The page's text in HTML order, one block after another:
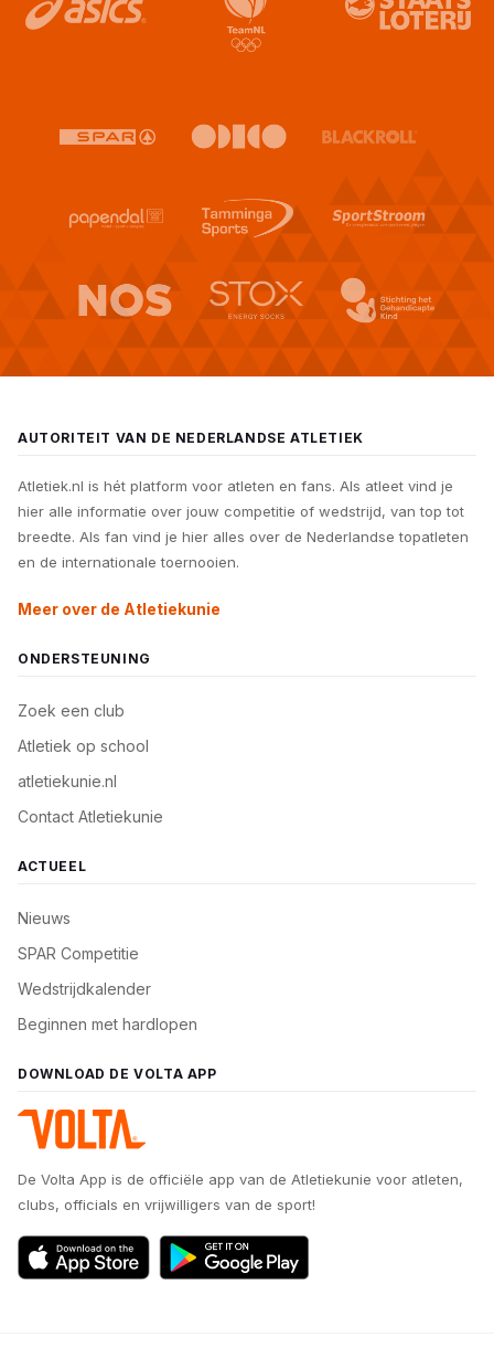
AUTORITEIT VAN DE NEDERLANDSE ATLETIEK
Atletiek.nl is hét platform voor atleten en fans. Als atleet vind je
hier alle informatie over jouw competitie of wedstrijd, van top tot
breedte. Als fan vind je hier alles over de Nederlandse topatleten
en de internationale toernooien.
Meer over de Atletiekunie
ONDERSTEUNING
Zoek een club
Atletiek op school
atletiekunie.nl
Contact Atletiekunie
ACTUEEL
Nieuws
SPAR Competitie
Wedstrijdkalender
Beginnen met hardlopen
DOWNLOAD DE VOLTA APP
De Volta App is de officiële app van de Atletiekunie voor atleten,
clubs, officials en vrijwilligers van de sport!